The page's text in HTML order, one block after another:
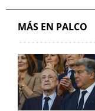
MÁS EN PALCO